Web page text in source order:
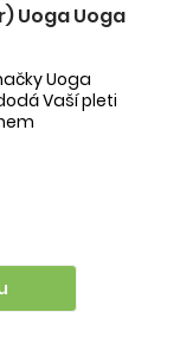
Uoga Uoga
Uoga
Vaší pleti